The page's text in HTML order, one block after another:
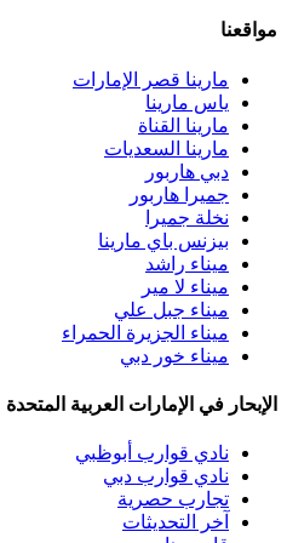
مواقعنا
مارينا قصر الإمارات
ياس مارينا
مارينا القناة
مارينا السعديات
دبي هاربور
جميرا هاربور
نخلة جميرا
بيزنس باي مارينا
ميناء راشد
ميناء لا مير
ميناء جبل علي
ميناء الجزيرة الحمراء
ميناء خور دبي
الإبحار في الإمارات العربية المتحدة
نادي قوارب أبوظبي
نادي قوارب دبي
تجارب حصرية
آخر التحديثات